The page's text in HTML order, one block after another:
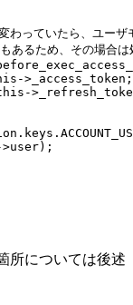
っていたら、ユーザ
あるため、その場合は
>_access_token;
所については後述